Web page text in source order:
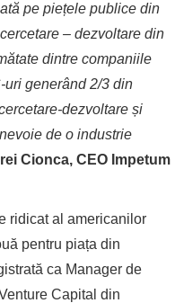
pe piețele publice din
– dezvoltare din
dintre companiile
uri generând 2/3 din
dezvoltare și
de o industrie
Cionca, CEO Impetum
ridicat al americanilor
pentru piața din
ca Manager de
Capital din